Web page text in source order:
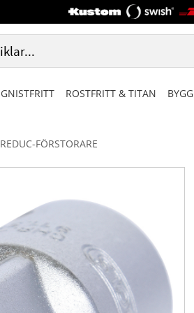
GNISTFRITT ROSTFRITT & TITAN BYGG
REDUC-FÖRSTORARE